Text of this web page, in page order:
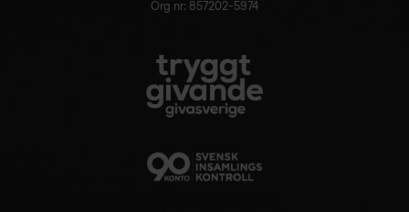
Org nr: 857202-5974